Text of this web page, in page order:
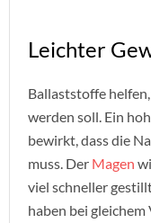
Leichter
Ballaststoffe
werden soll. Ein
bewirkt, dass die
muss. Der Magen
viel schneller
haben bei